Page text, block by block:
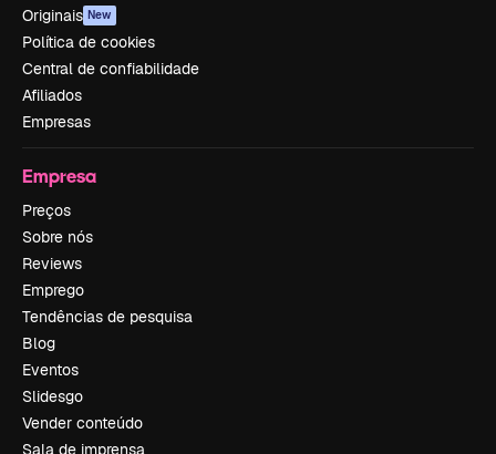
Originais New
Política de cookies
Central de confiabilidade
Afiliados
Empresas
Empresa
Preços
Sobre nós
Reviews
Emprego
Tendências de pesquisa
Blog
Eventos
Slidesgo
Vender conteúdo
Sala de imprensa